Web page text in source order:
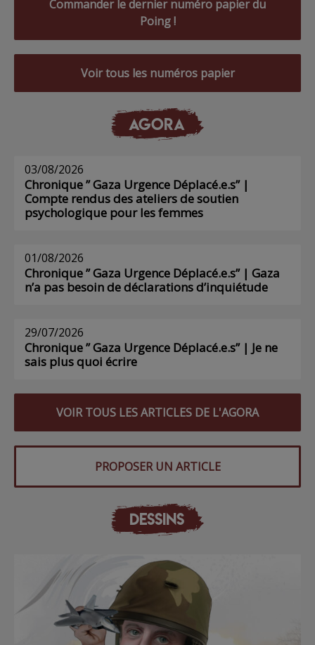
Commander le dernier numéro papier du
Poing !
Voir tous les numéros papier
AGORA
03/08/2026
Chronique ” Gaza Urgence Déplacé.e.s” |
Compte rendus des ateliers de soutien
psychologique pour les femmes
01/08/2026
Chronique ” Gaza Urgence Déplacé.e.s” | Gaza
n’a pas besoin de déclarations d’inquiétude
29/07/2026
Chronique ” Gaza Urgence Déplacé.e.s” | Je ne
sais plus quoi écrire
VOIR TOUS LES ARTICLES DE L'AGORA
PROPOSER UN ARTICLE
DESSINS